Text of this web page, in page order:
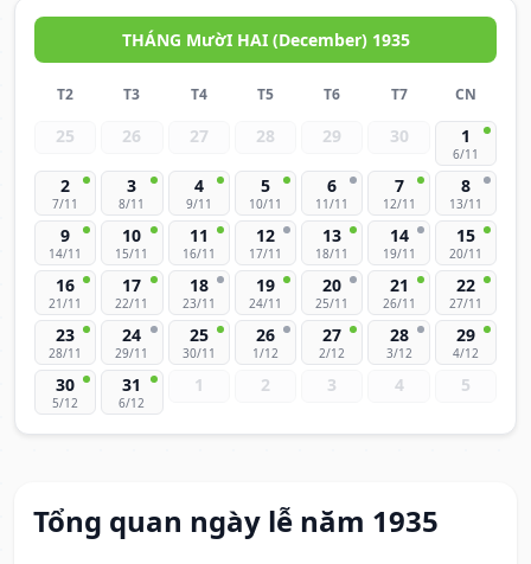
THÁNG MườI HAI (December) 1935
T2 T3 T4 T5 T6 T7 CN
25 26 27 28 29 30 1
6/11
2
7/11
3
8/11
4
9/11
5
10/11
6
11/11
7
12/11
8
13/11
9
14/11
10
15/11
11
16/11
12
17/11
13
18/11
14
19/11
15
20/11
16
21/11
17
22/11
18
23/11
19
24/11
20
25/11
21
26/11
22
27/11
23
28/11
24
29/11
25
30/11
26
1/12
27
2/12
28
3/12
29
4/12
30
5/12
31
6/12
1 2 3 4 5
Tổng quan ngày lễ năm 1935